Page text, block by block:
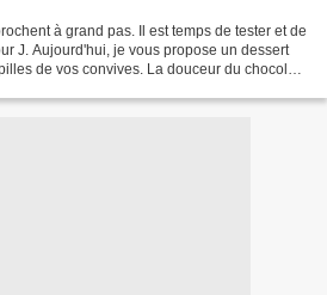
à grand pas. Il est temps de tester et de
J. Aujourd'hui, je vous propose un dessert
de vos convives. La douceur du chocolat